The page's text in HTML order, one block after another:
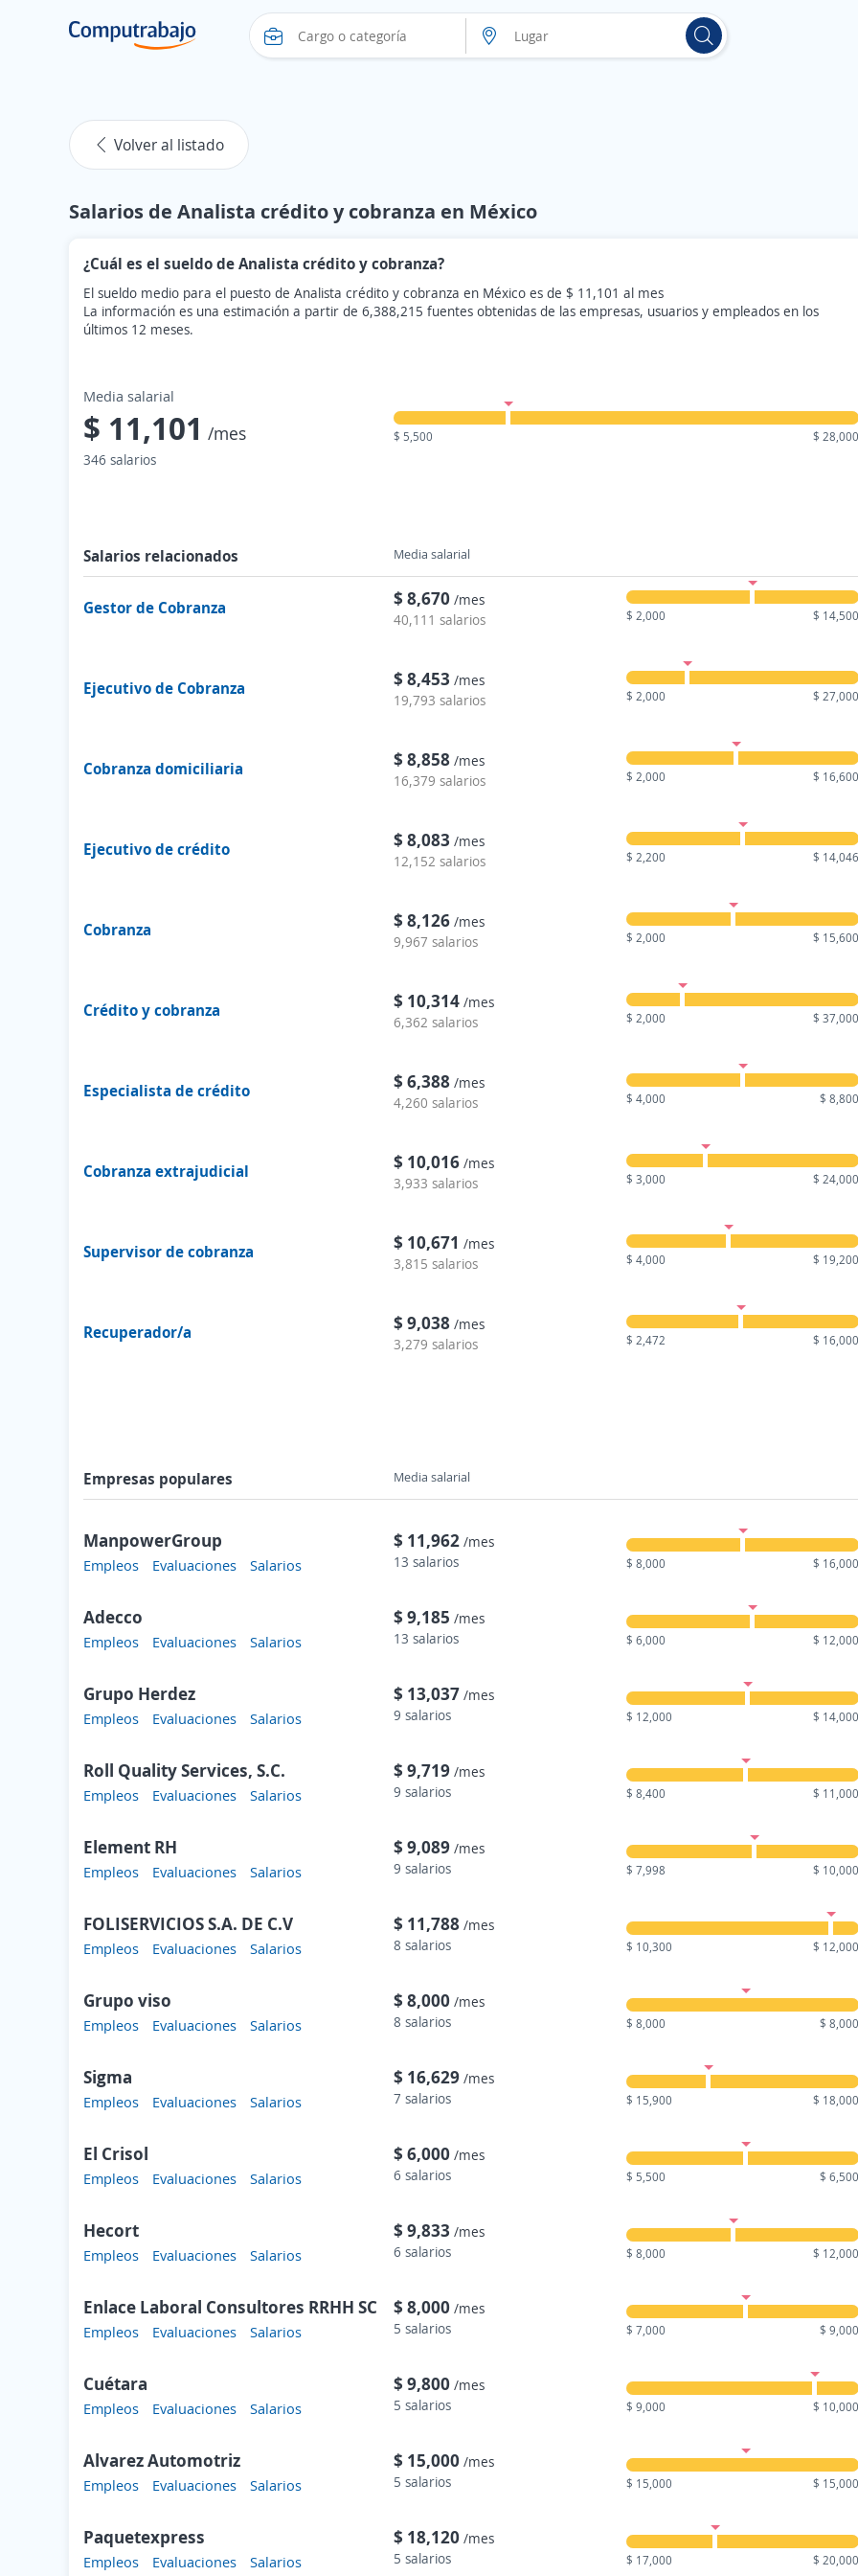
Volver al listado
Salarios de Analista crédito y cobranza en México
¿Cuál es el sueldo de Analista crédito y cobranza?
El sueldo medio para el puesto de Analista crédito y cobranza en México es de $ 11,101 al mes
La información es una estimación a partir de 6,388,215 fuentes obtenidas de las empresas, usuarios y empleados en los
últimos 12 meses.
Media salarial
$ 11,101 /mes
346 salarios
$ 5,500 $ 28,000
Salarios relacionados Media salarial
Gestor de Cobranza $ 8,670 /mes
40,111 salarios
$ 2,000 $ 14,500
Ejecutivo de Cobranza $ 8,453 /mes
19,793 salarios
$ 2,000 $ 27,000
Cobranza domiciliaria $ 8,858 /mes
16,379 salarios
$ 2,000 $ 16,600
Ejecutivo de crédito $ 8,083 /mes
12,152 salarios
$ 2,200 $ 14,046
Cobranza $ 8,126 /mes
9,967 salarios
$ 2,000 $ 15,600
Crédito y cobranza $ 10,314 /mes
6,362 salarios
$ 2,000 $ 37,000
Especialista de crédito $ 6,388 /mes
4,260 salarios
$ 4,000 $ 8,800
Cobranza extrajudicial $ 10,016 /mes
3,933 salarios
$ 3,000 $ 24,000
Supervisor de cobranza $ 10,671 /mes
3,815 salarios
$ 4,000 $ 19,200
Recuperador/a $ 9,038 /mes
3,279 salarios
$ 2,472 $ 16,000
Empresas populares Media salarial
ManpowerGroup
Empleos Evaluaciones Salarios
$ 11,962 /mes
13 salarios
$ 8,000 $ 16,000
Adecco
Empleos Evaluaciones Salarios
$ 9,185 /mes
13 salarios
$ 6,000 $ 12,000
Grupo Herdez
Empleos Evaluaciones Salarios
$ 13,037 /mes
9 salarios
$ 12,000 $ 14,000
Roll Quality Services, S.C.
Empleos Evaluaciones Salarios
$ 9,719 /mes
9 salarios
$ 8,400 $ 11,000
Element RH
Empleos Evaluaciones Salarios
$ 9,089 /mes
9 salarios
$ 7,998 $ 10,000
FOLISERVICIOS S.A. DE C.V
Empleos Evaluaciones Salarios
$ 11,788 /mes
8 salarios
$ 10,300 $ 12,000
Grupo viso
Empleos Evaluaciones Salarios
$ 8,000 /mes
8 salarios
$ 8,000 $ 8,000
Sigma
Empleos Evaluaciones Salarios
$ 16,629 /mes
7 salarios
$ 15,900 $ 18,000
El Crisol
Empleos Evaluaciones Salarios
$ 6,000 /mes
6 salarios
$ 5,500 $ 6,500
Hecort
Empleos Evaluaciones Salarios
$ 9,833 /mes
6 salarios
$ 8,000 $ 12,000
Enlace Laboral Consultores RRHH SC
Empleos Evaluaciones Salarios
$ 8,000 /mes
5 salarios
$ 7,000 $ 9,000
Cuétara
Empleos Evaluaciones Salarios
$ 9,800 /mes
5 salarios
$ 9,000 $ 10,000
Alvarez Automotriz
Empleos Evaluaciones Salarios
$ 15,000 /mes
5 salarios
$ 15,000 $ 15,000
Paquetexpress
Empleos Evaluaciones Salarios
$ 18,120 /mes
5 salarios
$ 17,000 $ 20,000